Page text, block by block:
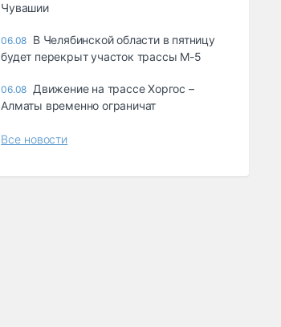
Чувашии
06.08 В Челябинской области в пятницу
будет перекрыт участок трассы М-5
06.08 Движение на трассе Хоргос –
Алматы временно ограничат
Все новости